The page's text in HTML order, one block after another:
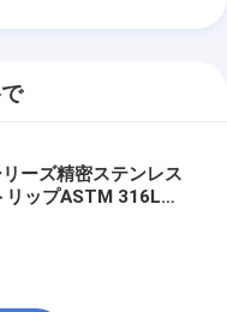
ーズ精密ステンレス
リップASTM 316L